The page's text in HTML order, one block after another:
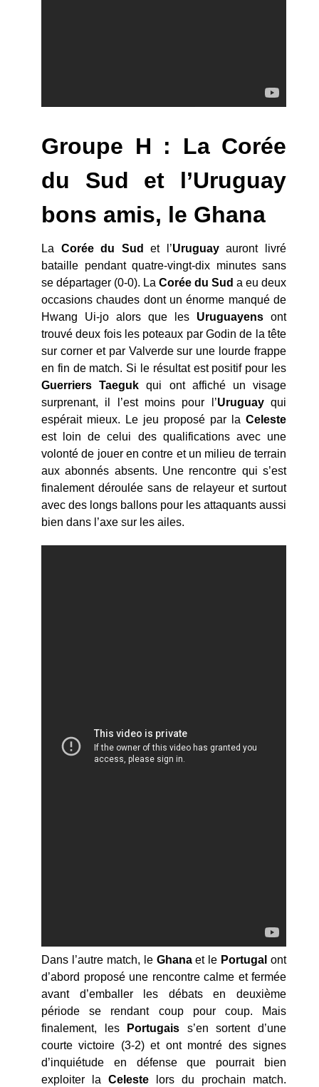
Groupe H : La Corée
du Sud et l’Uruguay
bons amis, le Ghana
La Corée du Sud et l’Uruguayauront livré
bataille pendant quatre-vingt-dix minutes sans
se départager (0-0). La Corée du Sud a eu deux
occasions chaudes dont un énorme manqué de
Hwang Ui-jo alors que les Uruguayens ont
trouvé deux fois les poteaux par Godin de la tête
sur corner et par Valverde sur une lourde frappe
en fin de match. Si le résultat est positif pour les
Guerriers Taeguk qui ont affiché un visage
surprenant, il l’est moins pour l’Uruguayqui
espérait mieux. Le jeu proposé par la Celeste
est loin de celui des qualifications avec une
volonté de jouer en contre et un milieu de terrain
aux abonnés absents. Une rencontre qui s’est
finalement déroulée sans de relayeur et surtout
avec des longs ballons pour les attaquants aussi
bien dans l’axe sur les ailes.
Dans l’autre match, le Ghanaet le Portugal ont
d’abord proposé une rencontre calme et fermée
avant d’emballer les débats en deuxième
période se rendant coup pour coup. Mais
finalement, les
Portugais s’en sortent d’une
courte victoire (3-2) et ont montré des signes
d’inquiétude en défense que pourrait bien
exploiter la Celeste lors du prochain match.